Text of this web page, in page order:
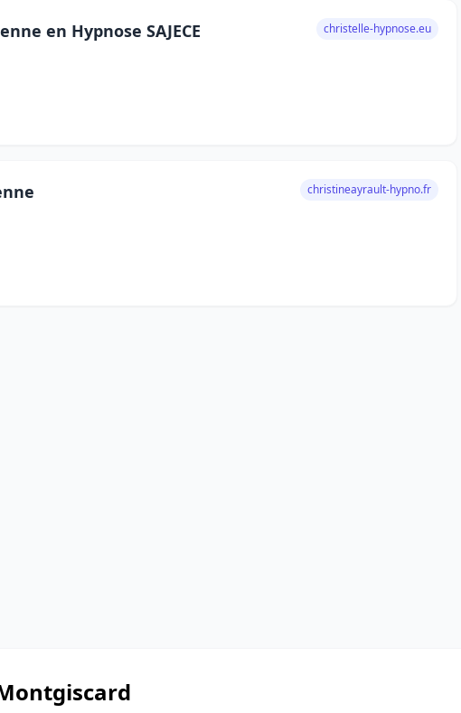
en Hypnose SAJECE christelle-hypnose.eu
christineayrault-hypno.fr